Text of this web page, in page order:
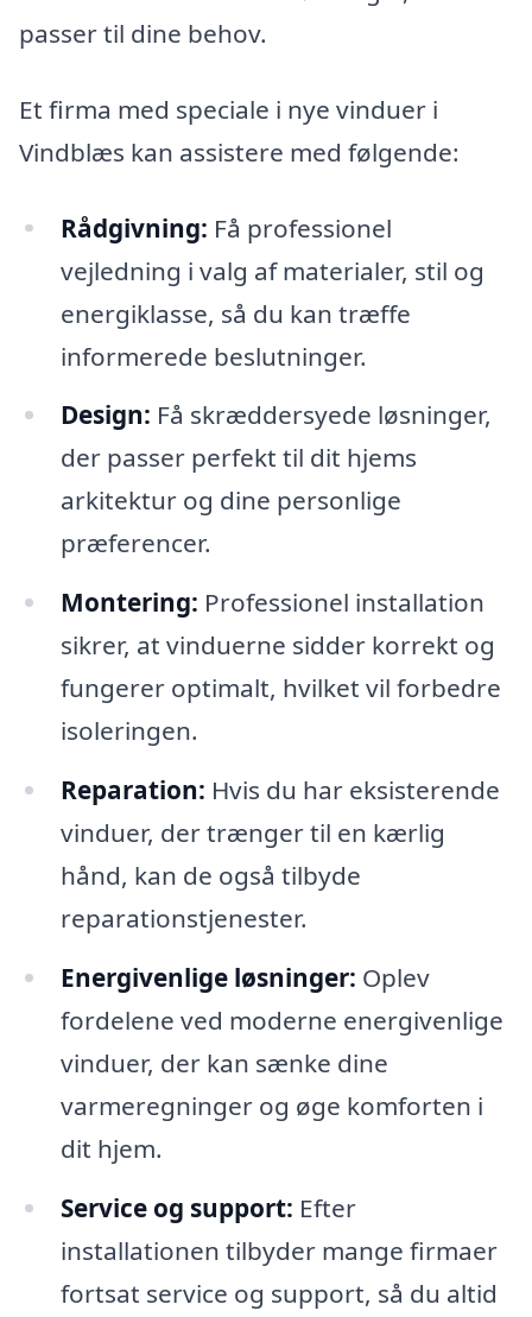
passer til dine behov.
Et firma med speciale i nye vinduer i
Vindblæs kan assistere med følgende:
Rådgivning: Få professionel
vejledning i valg af materialer, stil og
energiklasse, så du kan træffe
informerede beslutninger.
Design: Få skræddersyede løsninger,
der passer perfekt til dit hjems
arkitektur og dine personlige
præferencer.
Montering: Professionel installation
sikrer, at vinduerne sidder korrekt og
fungerer optimalt, hvilket vil forbedre
isoleringen.
Reparation: Hvis du har eksisterende
vinduer, der trænger til en kærlig
hånd, kan de også tilbyde
reparationstjenester.
Energivenlige løsninger: Oplev
fordelene ved moderne energivenlige
vinduer, der kan sænke dine
varmeregninger og øge komforten i
dit hjem.
Service og support: Efter
installationen tilbyder mange firmaer
fortsat service og support, så du altid